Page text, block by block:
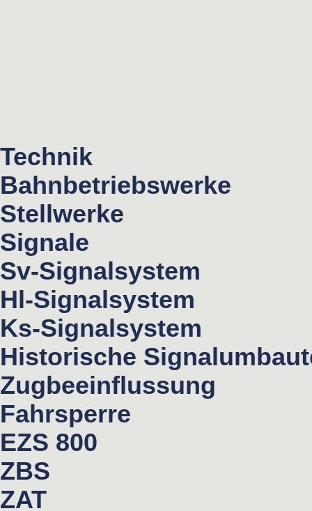
Technik
Bahnbetriebswerke
Stellwerke
Signale
Sv-Signalsystem
Hl-Signalsystem
Ks-Signalsystem
Historische
Zugbeeinflussung
Fahrsperre
EZS 800
ZBS
ZAT